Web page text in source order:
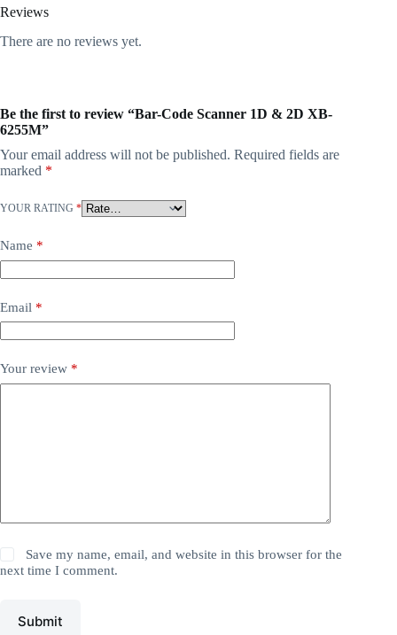
Reviews
There are no reviews yet.
Be the first to review “Bar-Code Scanner 1D & 2D XB-
6255M”
Your email address will not be published. Required fields are
marked *
YOUR RATING *
Name *
Email *
Your review *
Save my name, email, and website in this browser for the
next time I comment.
Submit